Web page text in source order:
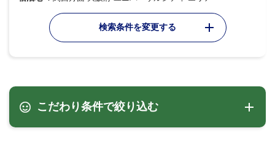
検索条件を変更する
こだわり条件で絞り込む